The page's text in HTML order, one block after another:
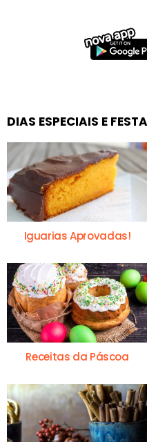
DIAS ESPECIAIS E
Iguarias Aprovadas!
Receitas da Páscoa